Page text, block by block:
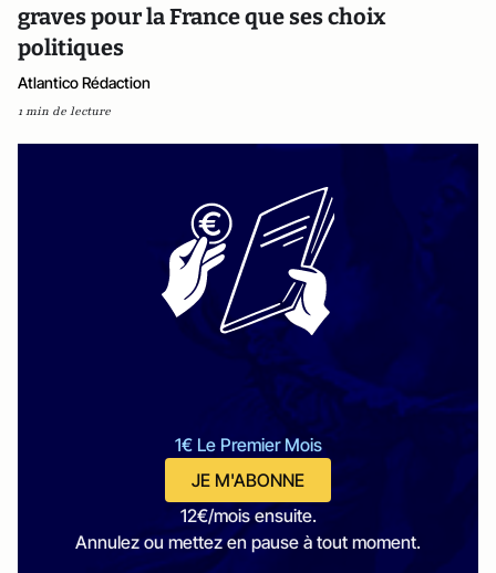
graves pour la France que ses choix
politiques
Atlantico Rédaction
1 min de lecture
1€ Le Premier Mois
JE M'ABONNE
12€/mois ensuite.
Annulez ou mettez en pause à tout moment.